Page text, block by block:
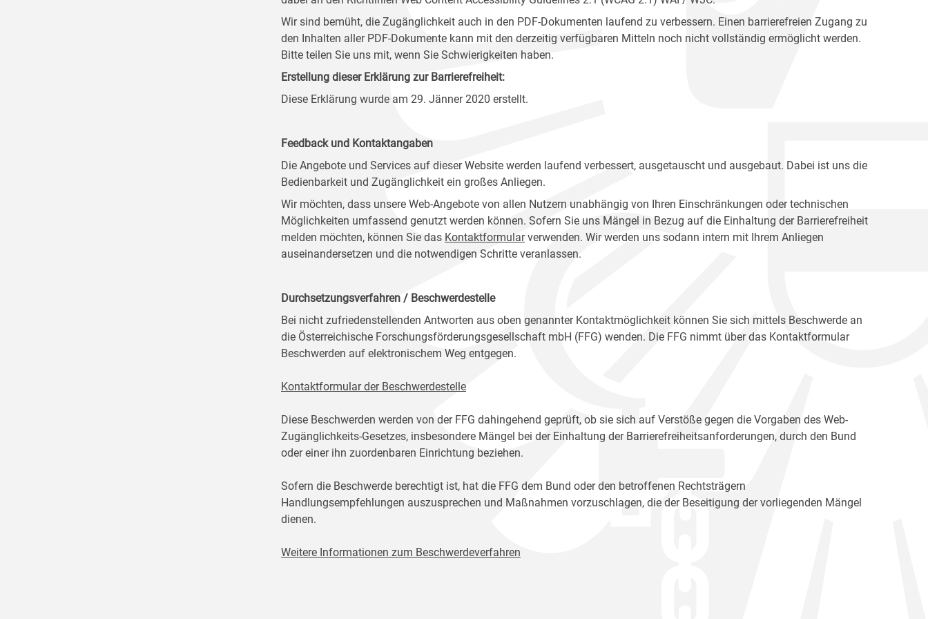
Wir sind bemüht, die Zugänglichkeit auch in den PDF-Dokumenten laufend zu verbessern. Einen barrierefreien Zugang zu
den Inhalten aller PDF-Dokumente kann mit den derzeitig verfügbaren Mitteln noch nicht vollständig ermöglicht werden.
Bitte teilen Sie uns mit, wenn Sie Schwierigkeiten haben.
Erstellung dieser Erklärung zur Barrierefreiheit:
Diese Erklärung wurde am 29. Jänner 2020 erstellt.
Feedback und Kontaktangaben
Die Angebote und Services auf dieser Website werden laufend verbessert, ausgetauscht und ausgebaut. Dabei ist uns die
Bedienbarkeit und Zugänglichkeit ein großes Anliegen.
Wir möchten, dass unsere Web-Angebote von allen Nutzern unabhängig von Ihren Einschränkungen oder technischen
Möglichkeiten umfassend genutzt werden können. Sofern Sie uns Mängel in Bezug auf die Einhaltung der Barrierefreiheit
melden möchten, können Sie das Kontaktformularverwenden. Wir werden uns sodann intern mit Ihrem Anliegen
auseinandersetzen und die notwendigen Schritte veranlassen.
Durchsetzungsverfahren / Beschwerdestelle
Bei nicht zufriedenstellenden Antworten aus oben genannter Kontaktmöglichkeit können Sie sich mittels Beschwerde an
die Österreichische Forschungsförderungsgesellschaft mbH (FFG) wenden. Die FFG nimmt über das Kontaktformular
Beschwerden auf elektronischem Weg entgegen.
Kontaktformular der Beschwerdestelle
Diese Beschwerden werden von der FFG dahingehend geprüft, ob sie sich auf Verstöße gegen die Vorgaben des Web-
Zugänglichkeits-Gesetzes, insbesondere Mängel bei der Einhaltung der Barrierefreiheitsanforderungen, durch den Bund
oder einer ihn zuordenbaren Einrichtung beziehen.
Sofern die Beschwerde berechtigt ist, hat die FFG dem Bund oder den betroffenen Rechtsträgern
Handlungsempfehlungen auszusprechen und Maßnahmen vorzuschlagen, die der Beseitigung der vorliegenden Mängel
dienen.
Weitere Informationen zum Beschwerdeverfahren